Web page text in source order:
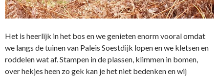
Het is heerlijk in het bos en we genieten enorm vooral omdat
we langs de tuinen van Paleis Soestdijk lopen en we kletsen en
roddelen wat af. Stampen in de plassen, klimmen in bomen,
over hekjes heen zo gek kan je het niet bedenken en wij